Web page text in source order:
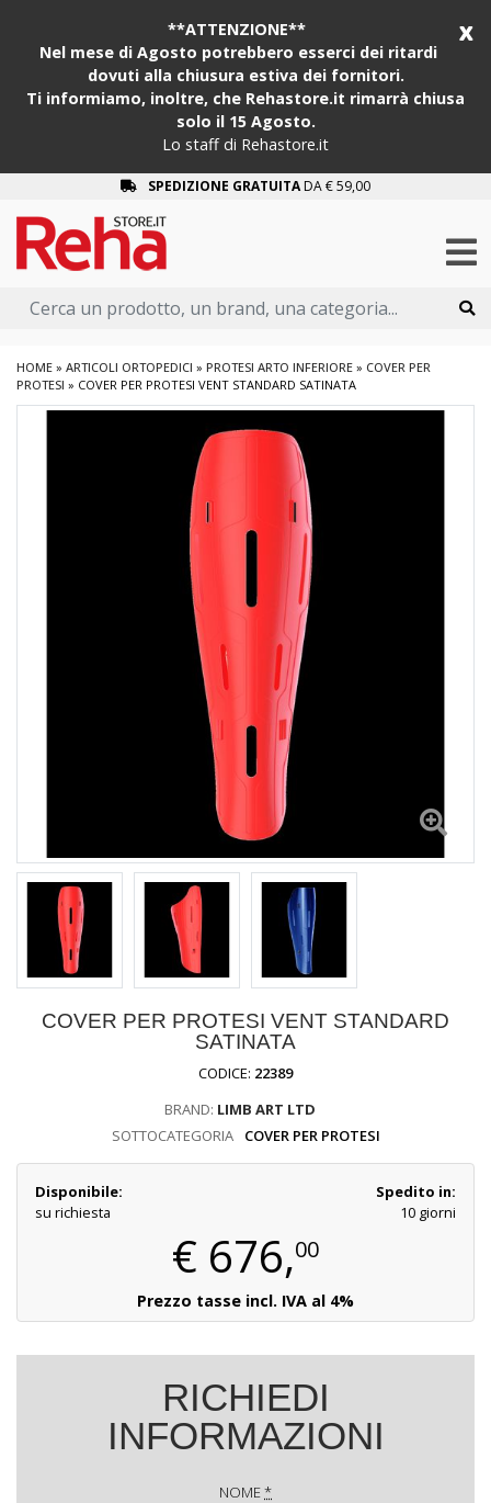
x
**ATTENZIONE**
Nel mese di Agosto potrebbero esserci dei ritardi
dovuti alla chiusura estiva dei fornitori.
Ti informiamo, inoltre, che Rehastore.it rimarrà chiusa
solo il 15 Agosto.
Lo staff di Rehastore.it
SPEDIZIONE GRATUITADA € 59,00
HOME » ARTICOLI ORTOPEDICI » PROTESI ARTO INFERIORE » COVER PER
PROTESI » COVER PER PROTESI VENT STANDARD SATINATA
COVER PER PROTESI VENT STANDARD
SATINATA
CODICE: 22389
BRAND: LIMB ART LTD
SOTTOCATEGORIA
COVER PER PROTESI
Disponibile:
su richiesta
Spedito in:
10 giorni
€ 676,00
Prezzo tasse incl. IVA al 4%
RICHIEDI
INFORMAZIONI
NOME*